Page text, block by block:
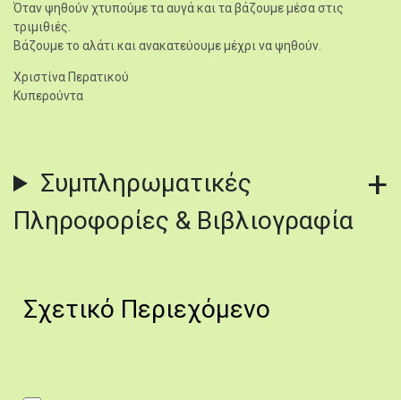
Όταν ψηθούν χτυπούμε τα αυγά και τα βάζουμε μέσα στις
τριμιθιές.
Βάζουμε το αλάτι και ανακατεύουμε μέχρι να ψηθούν.
Χριστίνα Περατικού
Κυπερούντα
Συμπληρωματικές
Πληροφορίες & Βιβλιογραφία
Σχετικό Περιεχόμενο